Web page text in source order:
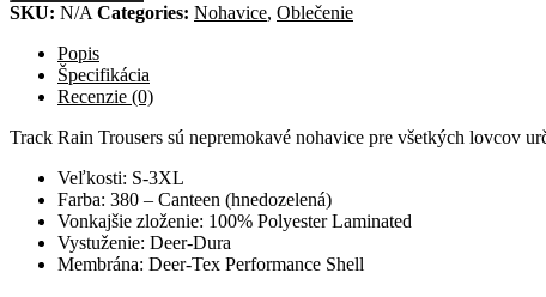
SKU: N/A Categories: Nohavice, Oblečenie
Popis
Špecifikácia
Recenzie (0)
Track Rain Trousers sú nepremokavé nohavice pre všetkých lovcov
Veľkosti: S-3XL
Farba: 380 – Canteen (hnedozelená)
Vonkajšie zloženie: 100% Polyester Laminated
Vystuženie: Deer-Dura
Membrána: Deer-Tex Performance Shell